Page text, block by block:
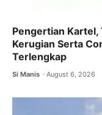
Pengertian Kartel,
Kerugian Serta
Terlengkap
Si Manis August 6, 2026